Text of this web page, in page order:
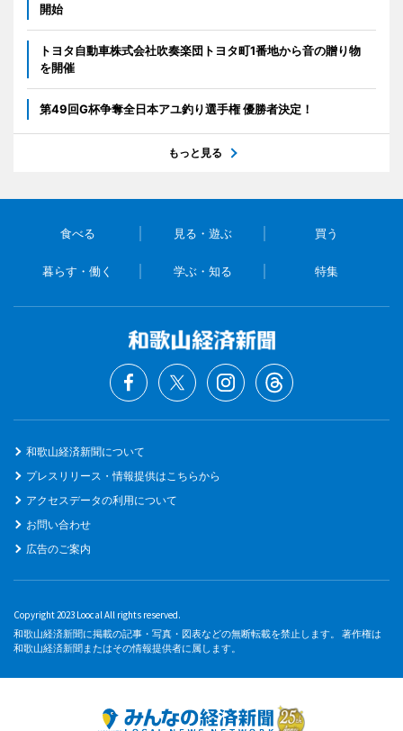
開始
トヨタ自動車株式会社吹奏楽団トヨタ町1番地から音の贈り物
を開催
第49回G杯争奪全日本アユ釣り選手権 優勝者決定！
もっと見る
食べる 見る・遊ぶ 買う
暮らす・働く 学ぶ・知る 特集
和歌山経済新聞について
プレスリリース・情報提供はこちらから
アクセスデータの利用について
お問い合わせ
広告のご案内
Copyright 2023 Loocal All rights reserved.
和歌山経済新聞に掲載の記事・写真・図表などの無断転載を禁止します。 著作権は
和歌山経済新聞またはその情報提供者に属します。